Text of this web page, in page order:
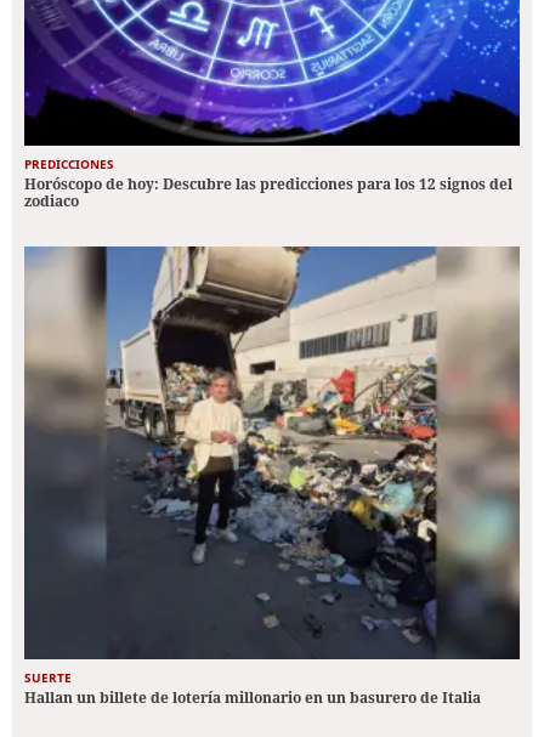
PREDICCIONES
Horóscopo de hoy: Descubre las predicciones para los 12 signos del
zodiaco
SUERTE
Hallan un billete de lotería millonario en un basurero de Italia